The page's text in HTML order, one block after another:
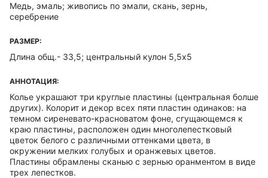
Медь, эмаль; живопись по эмали, скань, зернь,
серебрение
РАЗМЕР:
Длина общ.- 33,5; центральный кулон 5,5х5
АННОТАЦИЯ:
Колье украшают три круглые пластины (центральная болше
других). Колорит и декор всех пяти пластин одинаков: на
темном сиреневато-красноватом фоне, сгущающемся к
краю пластины, расположен один многолепестковый
цветок белого с различными оттенками цвета, в
окружении мелких голубых и оранжевых цветов.
Пластины обрамлены сканью с зернью оранментом в виде
трех лепестков.